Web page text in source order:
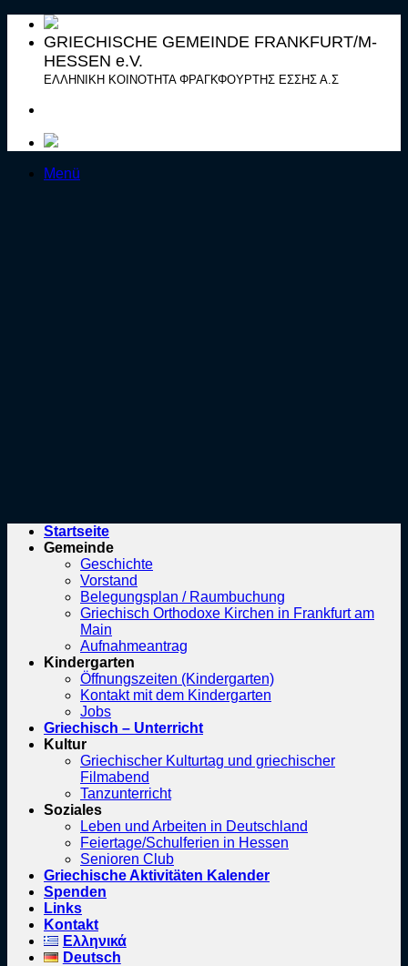
Zum
Inhalt
springen
GRIECHISCHE GEMEINDE FRANKFURT/M-
HESSEN e.V.
ΕΛΛΗΝΙΚΗ ΚΟΙΝΟΤΗΤΑ ΦΡΑΓΚΦΟΥΡΤΗΣ ΕΣΣΗΣ Α.Σ
Menü
Startseite
Gemeinde
Geschichte
Vorstand
Belegungsplan / Raumbuchung
Griechisch Orthodoxe Kirchen in Frankfurt am
Main
Aufnahmeantrag
Kindergarten
Öffnungszeiten (Kindergarten)
Kontakt mit dem Kindergarten
Jobs
Griechisch – Unterricht
Kultur
Griechischer Kulturtag und griechischer
Filmabend
Tanzunterricht
Soziales
Leben und Arbeiten in Deutschland
Feiertage/Schulferien in Hessen
Senioren Club
Griechische Aktivitäten Kalender
Spenden
Links
Kontakt
Ελληνικά
Deutsch